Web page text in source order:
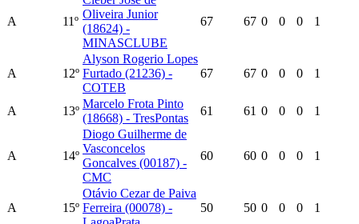
A 11º
Oliveira Junior
(18624) -
MINASCLUBE
67 67 0 0 0 1
A 12º
Alyson Rogerio Lopes
Furtado (21236) -
COTEB
67 67 0 0 0 1
A 13º
Marcelo Frota Pinto
(18668) - TresPontas
61 61 0 0 0 1
A 14º
Diogo Guilherme de
Vasconcelos
Goncalves (00187) -
CMC
60 60 0 0 0 1
A 15º
Otávio Cezar de Paiva
Ferreira (00078) -
50 50 0 0 0 1